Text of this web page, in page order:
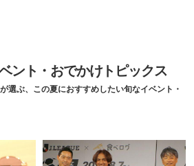
ント・おでかけトピックス
選ぶ、この夏におすすめしたい旬なイベント・